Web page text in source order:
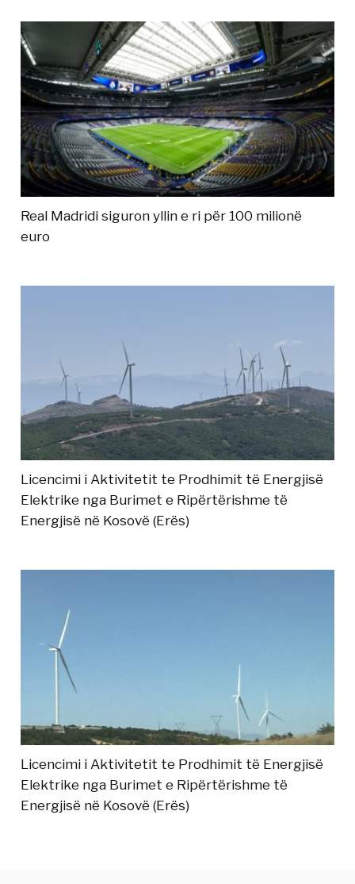
Real Madridi siguron yllin e ri për 100 milionë
euro
Licencimi i Aktivitetit te Prodhimit të Energjisë
Elektrike nga Burimet e Ripërtërishme të
Energjisë në Kosovë (Erës)
Licencimi i Aktivitetit te Prodhimit të Energjisë
Elektrike nga Burimet e Ripërtërishme të
Energjisë në Kosovë (Erës)